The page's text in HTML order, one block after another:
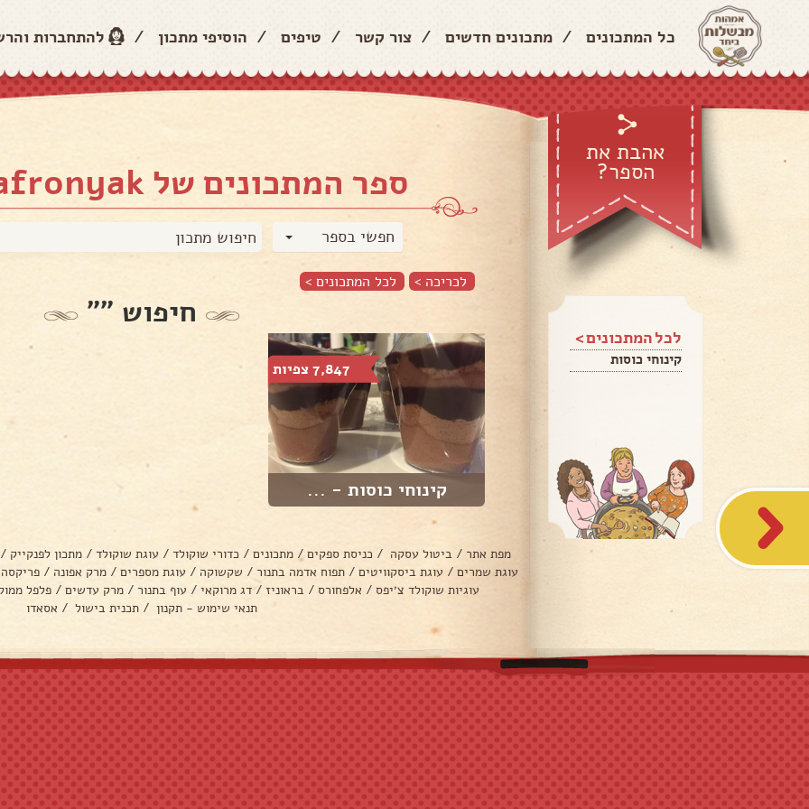
כל המתכונים / מתכונים חדשים / צור קשר / טיפים / הוסיפי מתכון / להתחברות
אהבת את
הספר?
לכל המתכונים >
קינוחי כוסות
ספר המתכונים של Iveta Safronyak
חפשי בספר
לכריכה > לכל המתכונים >
חיפוש ""
7,847 צפיות
קינוחי כוסות - ...
מפת אתר / ביטול עסקה / כניסת ספקים / מתכונים / כדורי שוקולד / עוגת שוקולד / מתכון לפנקייק /
עוגת שמרים / עוגת ביסקוויטים / תפוח אדמה בתנור / שקשוקה / עוגת מספרים / מרק אפונה / פריקסה
עוגיות שוקולד צ׳יפס / אלפחורס / בראוניז / דג מרוקאי / עוף בתנור / מרק עדשים / פלפל
תנאי שימוש - תקנון / תכנית בישול / אסאדו